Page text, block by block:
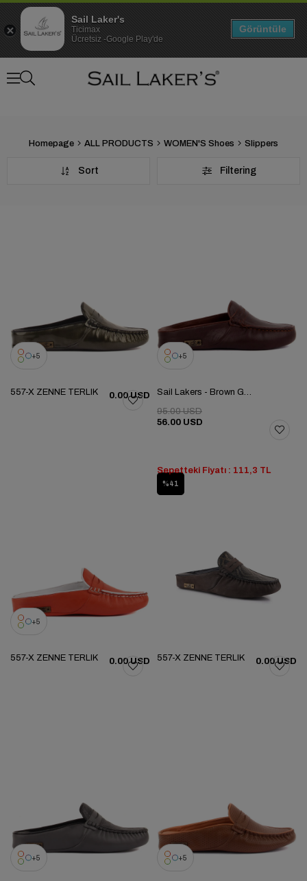
Homepage ALL PRODUCTS WOMEN'S Shoes Slippers
Filtering
Sort
5
557-X ZENNE TERLIK 0.00 USD
5
Sail Lakers - Brown Genuine Leather Women's Home Slipper
56.00 USD
95.00 USD
%41
Sepetteki Fiyatı : 111,3 TL
5
557-X ZENNE TERLIK 0.00 USD 557-X ZENNE TERLIK 0.00 USD
5 5
Sail Laker's
Ticimax
Ücretsiz -Google Play'de
Görüntüle